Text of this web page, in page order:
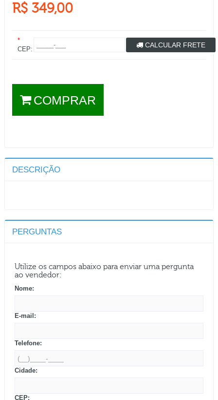
R$ 349,00
*
CEP:
CALCULAR FRETE
COMPRAR
DESCRIÇÃO
PERGUNTAS
Utilize os campos abaixo para enviar uma pergunta
ao vendedor:
Nome:
E-mail:
Telefone:
Cidade:
CEP: